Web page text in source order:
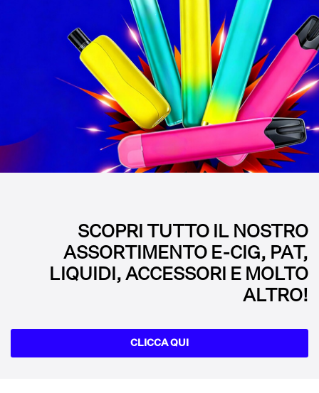
SCOPRI TUTTO IL NOSTRO
ASSORTIMENTO E-CIG, PAT,
LIQUIDI, ACCESSORI E MOLTO
ALTRO!
CLICCA QUI